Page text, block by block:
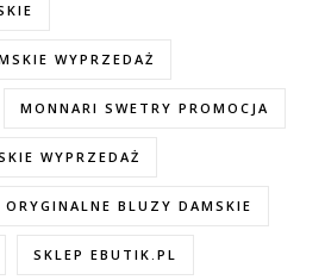
WYPRZEDAŻ
MONNARI SWETRY PROMOCJA
WYPRZEDAŻ
ORYGINALNE BLUZY DAMSKIE
SKLEP EBUTIK.PL